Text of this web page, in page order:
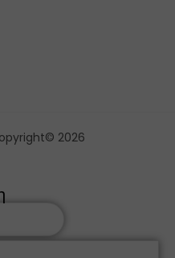
2026